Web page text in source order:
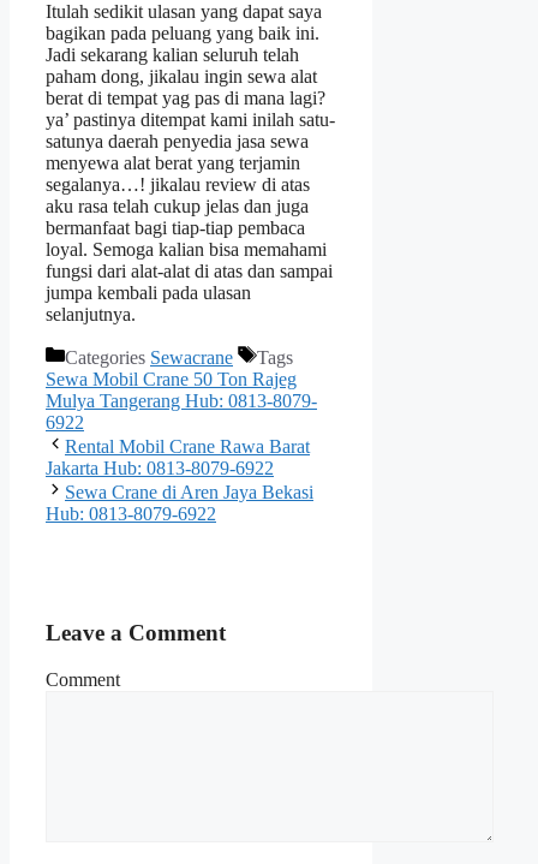
Itulah sedikit ulasan yang dapat saya
bagikan pada peluang yang baik ini.
Jadi sekarang kalian seluruh telah
paham dong, jikalau ingin sewa alat
berat di tempat yag pas di mana lagi?
ya’ pastinya ditempat kami inilah satu-
satunya daerah penyedia jasa sewa
menyewa alat berat yang terjamin
segalanya…! jikalau review di atas
aku rasa telah cukup jelas dan juga
bermanfaat bagi tiap-tiap pembaca
loyal. Semoga kalian bisa memahami
fungsi dari alat-alat di atas dan sampai
jumpa kembali pada ulasan
selanjutnya.
Categories Sewacrane
Tags
Sewa Mobil Crane 50 Ton Rajeg
Mulya Tangerang Hub: 0813-8079-
6922
Rental Mobil Crane Rawa Barat
Jakarta Hub: 0813-8079-6922
Sewa Crane di Aren Jaya Bekasi
Hub: 0813-8079-6922
Leave a Comment
Comment